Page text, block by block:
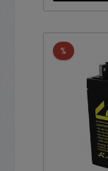
%Rabatt